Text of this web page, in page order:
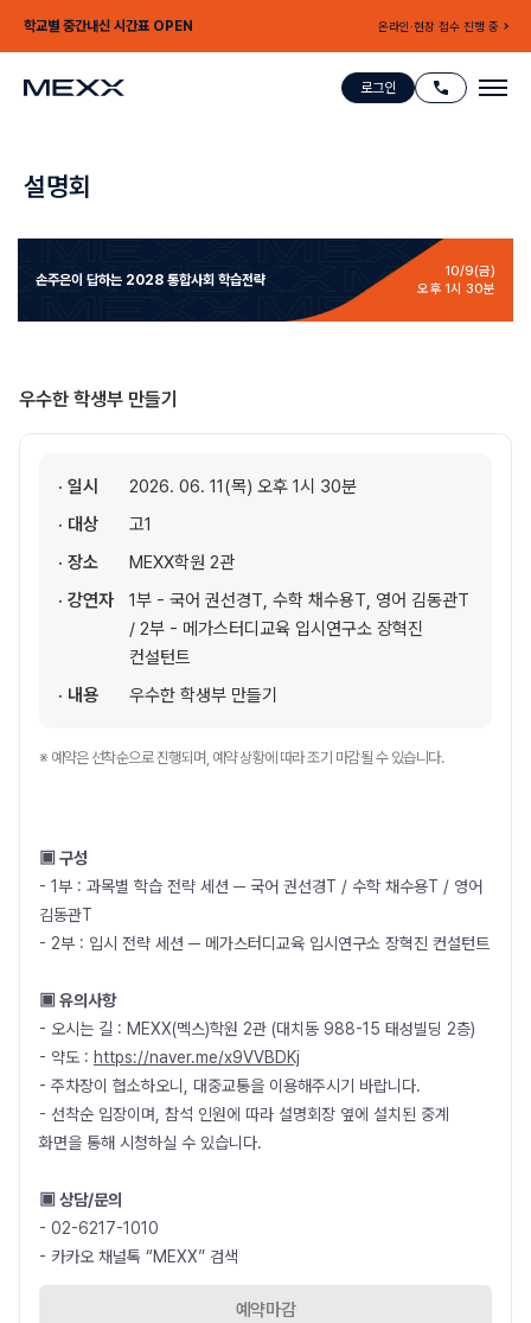
학교별 중간내신 시간표 OPEN 온라인·현장 접수 진행 중
로그인
설명회
손주은이 답하는 2028 통합사회 학습전략
10/9(금)
오후 1시 30분
우수한 학생부 만들기
· 일시
2026. 06. 11(목) 오후 1시 30분
· 대상
고1
· 장소
MEXX학원 2관
· 강연자
1부 - 국어 권선경T, 수학 채수용T, 영어 김동관T
/ 2부 - 메가스터디교육 입시연구소 장혁진
컨설턴트
· 내용
우수한 학생부 만들기
※ 예약은 선착순으로 진행되며, 예약 상황에 따라 조기 마감될 수 있습니다.
▣ 구성
- 1부 : 과목별 학습 전략 세션 ─ 국어 권선경T / 수학 채수용T / 영어
김동관T
- 2부 : 입시 전략 세션 ─ 메가스터디교육 입시연구소 장혁진 컨설턴트
▣ 유의사항
- 오시는 길 : MEXX(멕스)학원 2관 (대치동 988-15 태성빌딩 2층)
- 약도 : https://naver.me/x9VVBDKj
- 주차장이 협소하오니, 대중교통을 이용해주시기 바랍니다.
- 선착순 입장이며, 참석 인원에 따라 설명회장 옆에 설치된 중계
화면을 통해 시청하실 수 있습니다.
▣ 상담/문의
- 02-6217-1010
- 카카오 채널톡 “MEXX” 검색
예약마감